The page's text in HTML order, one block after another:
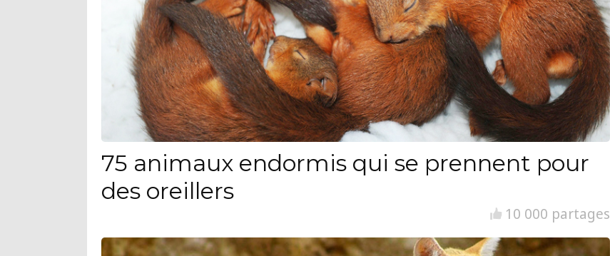
75 animaux endormis qui se prennent pour
des oreillers
10 000 partages